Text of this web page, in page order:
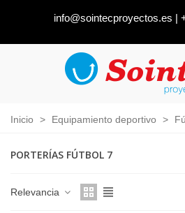
info@sointecproyectos.es |
Inicio > Equipamiento deportivo >
PORTERÍAS FÚTBOL 7
Relevancia